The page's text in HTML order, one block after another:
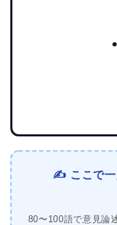
✍️ ここで一
80〜100語で意見論